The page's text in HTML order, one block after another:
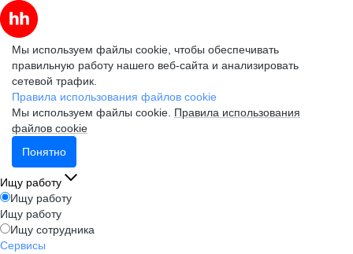
Мы используем файлы cookie, чтобы обеспечивать
правильную работу нашего веб-сайта и анализировать
сетевой трафик.
Правила использования файлов cookie
Мы используем файлы cookie. Правила использования
файлов cookie
Понятно
Ищу работу
Ищу работу
Ищу работу
Ищу сотрудника
Сервисы